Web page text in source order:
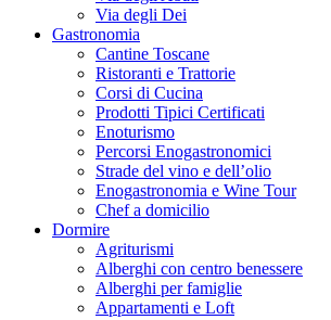
Via degli Dei
Gastronomia
Cantine Toscane
Ristoranti e Trattorie
Corsi di Cucina
Prodotti Tipici Certificati
Enoturismo
Percorsi Enogastronomici
Strade del vino e dell’olio
Enogastronomia e Wine Tour
Chef a domicilio
Dormire
Agriturismi
Alberghi con centro benessere
Alberghi per famiglie
Appartamenti e Loft